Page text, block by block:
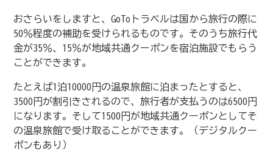
おさらいをしますと、GoToトラベルは国から旅行の際に
50％程度の補助を受けられるものです。そのうち旅行代
金が35％、15％が地域共通クーポンを宿泊施設でもらう
ことができます。
たとえば1泊10000円の温泉旅館に泊まったとすると、
3500円が割引きされるので、旅行者が支払うのは6500円
になります。そして1500円が地域共通クーポンとしてそ
の温泉旅館で受け取ることができます。（デジタルクー
ポンもあり）